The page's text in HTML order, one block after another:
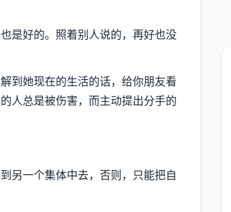
是好的。照着别人说的，再好也没
到她现在的生活的话，给你朋友看
人总是被伤害，而主动提出分手的
另一个集体中去，否则，只能把自